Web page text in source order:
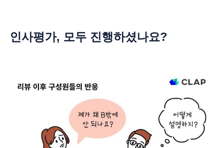
인사평가, 모두 진행하셨나요?